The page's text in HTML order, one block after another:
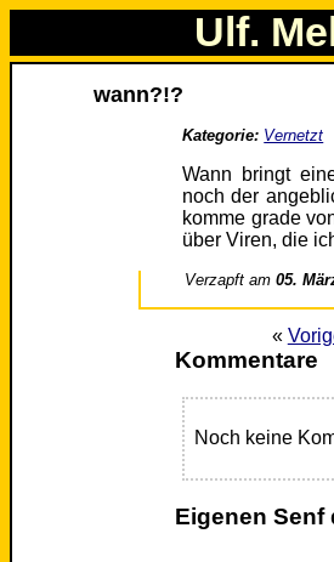
Ulf.
wann?!?
Kategorie: Vernetzt
Wann bringt
noch der
komme grade
über Viren, die
Verzapft am05.
«
Kommentare
Noch keine
Eigenen Senf